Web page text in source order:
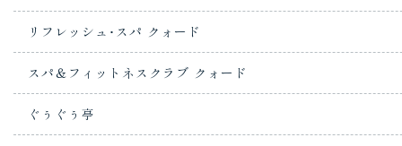
リフレッシュ･スパ クォード
スパ＆フィットネスクラブ クォード
ぐぅぐぅ亭